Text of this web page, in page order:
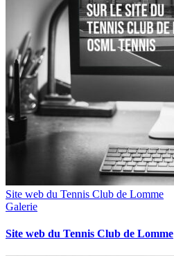
Site web du Tennis Club de Lomme
Galerie
Site web du Tennis Club de Lomme